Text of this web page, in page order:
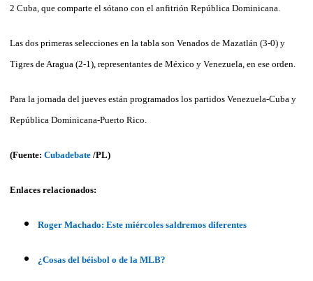
2 Cuba, que comparte el sótano con el anfitrión República Dominicana.
Las dos primeras selecciones en la tabla son Venados de Mazatlán (3-0) y
Tigres de Aragua (2-1), representantes de México y Venezuela, en ese orden.
Para la jornada del jueves están programados los partidos Venezuela-Cuba y
República Dominicana-Puerto Rico.
(Fuente: Cubadebate /PL)
Enlaces relacionados:
Roger Machado: Este miércoles saldremos diferentes
¿Cosas del béisbol o de la MLB?